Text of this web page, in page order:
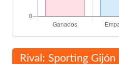
Rival: Sporting Gijón